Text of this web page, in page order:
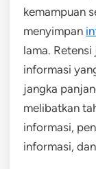
kemampuan
menyimpan
lama.
informasi
jangka
melibatkan
informasi,
informasi,